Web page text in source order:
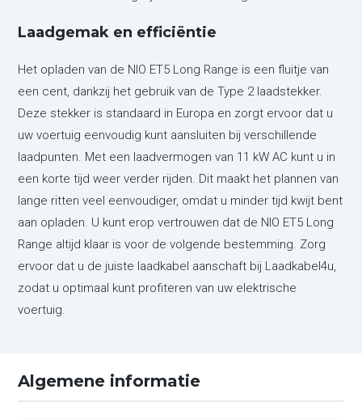
Laadgemak en efficiëntie
Het opladen van de NIO ET5 Long Range is een fluitje van
een cent, dankzij het gebruik van de Type 2 laadstekker.
Deze stekker is standaard in Europa en zorgt ervoor dat u
uw voertuig eenvoudig kunt aansluiten bij verschillende
laadpunten. Met een laadvermogen van 11 kW AC kunt u in
een korte tijd weer verder rijden. Dit maakt het plannen van
lange ritten veel eenvoudiger, omdat u minder tijd kwijt bent
aan opladen. U kunt erop vertrouwen dat de NIO ET5 Long
Range altijd klaar is voor de volgende bestemming. Zorg
ervoor dat u de juiste laadkabel aanschaft bij Laadkabel4u,
zodat u optimaal kunt profiteren van uw elektrische
voertuig.
Algemene informatie